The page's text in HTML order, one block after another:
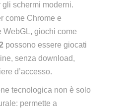
gli schermi moderni.
come Chrome e
WebGL, giochi come
possono essere giocati
senza download,
d’accesso.
tecnologica non è solo
permette a